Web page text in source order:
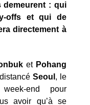
demeurent : qui
offs et qui de
directement à
et Pohang
Seoul , le
end pour
avoir qu’à se